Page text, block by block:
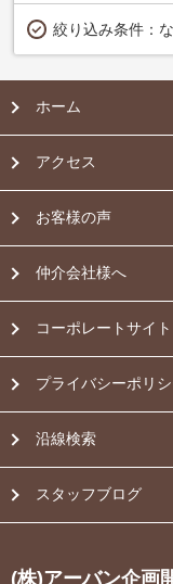
絞り込み条件：
ホーム
アクセス
お客様の声
仲介会社様へ
コーポレートサイト
プライバシーポリ
沿線検索
スタッフブログ
(株)アーバン企画